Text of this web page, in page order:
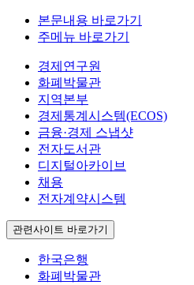
본문내용 바로가기
주메뉴 바로가기
경제연구원
화폐박물관
지역본부
경제통계시스템(ECOS)
금융·경제 스냅샷
전자도서관
디지털아카이브
채용
전자계약시스템
관련사이트 바로가기
한국은행
화폐박물관